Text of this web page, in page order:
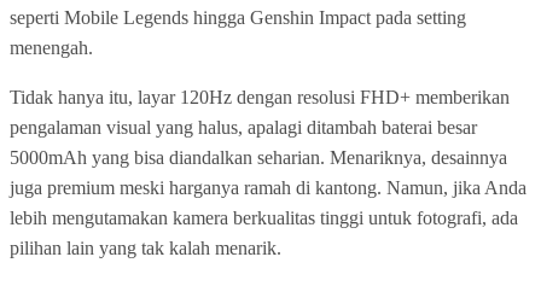
seperti Mobile Legends hingga Genshin Impact pada setting
menengah.
Tidak hanya itu, layar 120Hz dengan resolusi FHD+ memberikan
pengalaman visual yang halus, apalagi ditambah baterai besar
5000mAh yang bisa diandalkan seharian. Menariknya, desainnya
juga premium meski harganya ramah di kantong. Namun, jika Anda
lebih mengutamakan kamera berkualitas tinggi untuk fotografi, ada
pilihan lain yang tak kalah menarik.